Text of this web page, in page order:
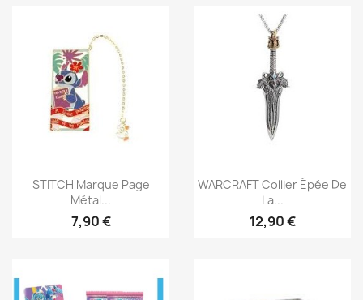
Aperçu rapide
STITCH Marque Page
Métal...
7,90 €
Aperçu rapide
WARCRAFT Collier Épée De
La...
12,90 €